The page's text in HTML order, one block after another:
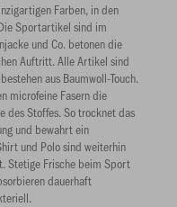
Farben, in den
Sportartikel sind im
und Co. betonen die
Auftritt. Alle Artikel sind
aus Baumwoll-Touch.
microfeine Fasern die
des Stoffes. So trocknet das
und bewahrt ein
und Polo sind weiterhin
Stetige Frische beim Sport
dauerhaft